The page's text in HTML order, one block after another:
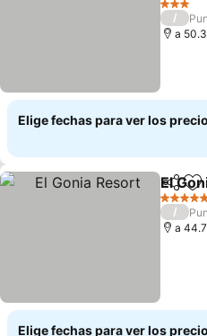
3 Estrellas
/
a
Elige fechas para ver los
El
5 Estrellas
/
a
Elige fechas para ver los